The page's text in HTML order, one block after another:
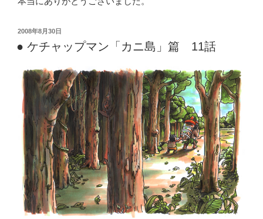
投
2008年8月30日
● ケチャップマン「カニ島」篇 11話